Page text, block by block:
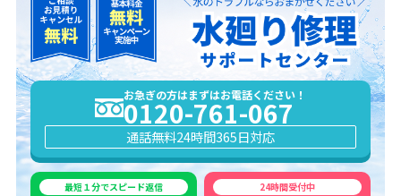
お急ぎの方はまずはお電話ください！
0120-761-067
通話無料24時間365日対応
最短１分でスピード返信 24時間受付中